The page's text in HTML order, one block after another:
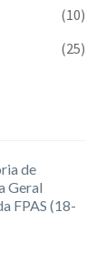
(10)
(25)
de
Geral
FPAS (18-